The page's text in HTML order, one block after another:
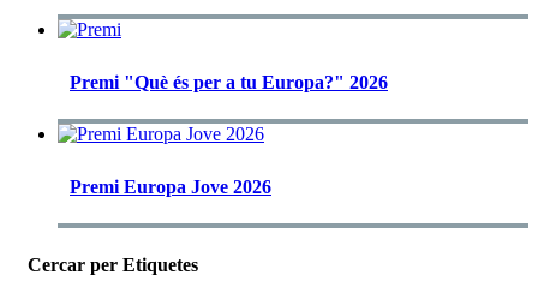
Premi "Què és per a tu Europa?" 2026
Premi Europa Jove 2026
Cercar per Etiquetes